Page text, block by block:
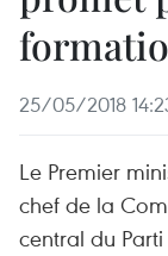
25/05/2018
Le Premier
chef de la
central du